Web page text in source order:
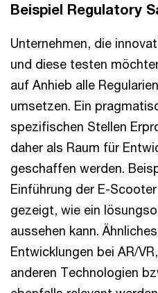
Beispiel Regulatory
Unternehmen, die
und diese testen
auf Anhieb alle
umsetzen. Ein
spezifischen Stellen
daher als Raum für
geschaffen werden.
Einführung der E-
gezeigt, wie ein
aussehen kann.
Entwicklungen bei AR/
anderen Technologien